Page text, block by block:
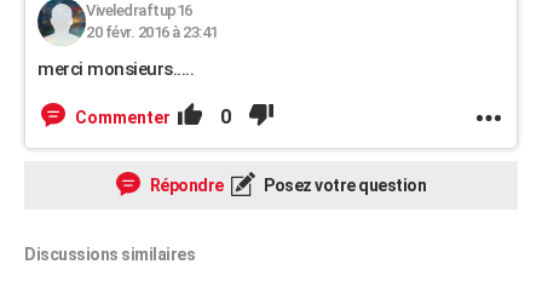
Viveledraftup16
20 févr. 2016 à 23:41
merci monsieurs.....
Commenter 0
Répondre Posez votre question
Discussions similaires